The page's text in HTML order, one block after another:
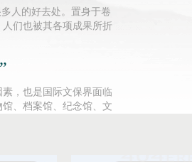
人的好去处。置身于卷
们也被其各项成果所折
，也是国际文保界面临
、档案馆、纪念馆、文